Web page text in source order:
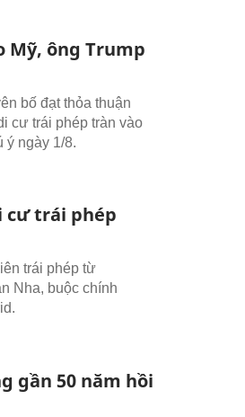
Mỹ, ông Trump
bố đạt thỏa thuận
cư trái phép tràn vào
ý ngày 1/8.
cư trái phép
trái phép từ
Nha, buộc chính
gần 50 năm hồi